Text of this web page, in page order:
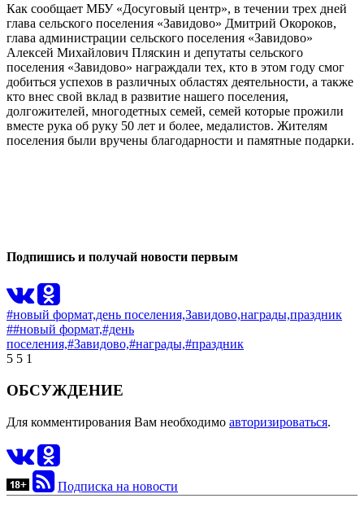
Как сообщает МБУ «Досуговый центр», в течении трех дней
глава сельского поселения «Завидово» Дмитрий Окороков,
глава администрации сельского поселения «Завидово»
Алексей Михайлович Пляскин и депутаты сельского
поселения «Завидово» награждали тех, кто в этом году смог
добиться успехов в различных областях деятельности, а также
кто внес свой вклад в развитие нашего поселения,
долгожителей, многодетных семей, семей которые прожили
вместе рука об руку 50 лет и более, медалистов. Жителям
поселения были вручены благодарности и памятные подарки.
Подпишись и получай новости первым
#новый формат,день поселения,Завидово,награды,праздник
##новый формат,#день
поселения,#Завидово,#награды,#праздник
5 5 1
ОБСУЖДЕНИЕ
Для комментирования Вам необходимо авторизироваться.
Подписка на новости